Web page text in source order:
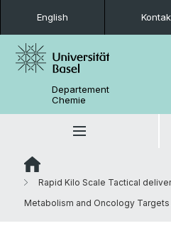
English
Departement
Chemie
Rapid Kilo Scale Tactical
Metabolism and Oncology Targets